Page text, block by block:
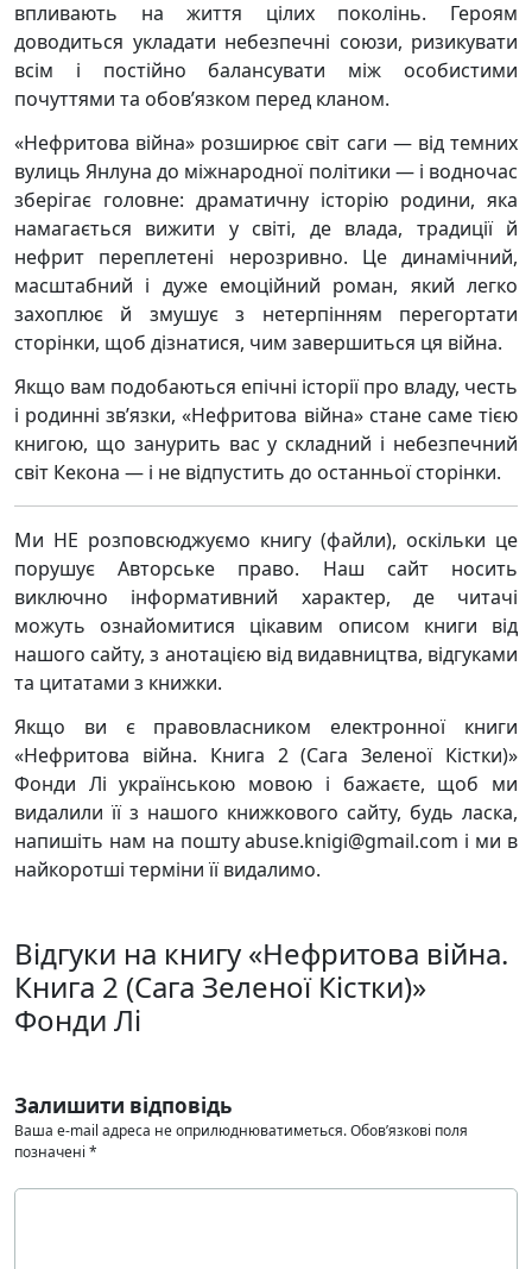
впливають на життя цілих поколінь. Героям
доводиться укладати небезпечні союзи, ризикувати
всім і постійно балансувати між особистими
почуттями та обов’язком перед кланом.
«Нефритова війна» розширює світ саги — від темних
вулиць Янлуна до міжнародної політики — і водночас
зберігає головне: драматичну історію родини, яка
намагається вижити у світі, де влада, традиції й
нефрит переплетені нерозривно. Це динамічний,
масштабний і дуже емоційний роман, який легко
захоплює й змушує з нетерпінням перегортати
сторінки, щоб дізнатися, чим завершиться ця війна.
Якщо вам подобаються епічні історії про владу, честь
і родинні зв’язки, «Нефритова війна» стане саме тією
книгою, що занурить вас у складний і небезпечний
світ Кекона — і не відпустить до останньої сторінки.
Ми НЕ розповсюджуємо книгу (файли), оскільки це
порушує Авторське право. Наш сайт носить
виключно інформативний характер, де читачі
можуть ознайомитися цікавим описом книги від
нашого сайту, з анотацією від видавництва, відгуками
та цитатами з книжки.
Якщо ви є правовласником електронної книги
«Нефритова війна. Книга 2 (Сага Зеленої Кістки)»
Фонди Лі українською мовою і бажаєте, щоб ми
видалили її з нашого книжкового сайту, будь ласка,
напишіть нам на пошту abuse.knigi@gmail.com і ми в
найкоротші терміни її видалимо.
Відгуки на книгу «Нефритова війна.
Книга 2 (Сага Зеленої Кістки)»
Фонди Лі
Залишити відповідь
Ваша e-mail адреса не оприлюднюватиметься.Обов’язкові поля
позначені *